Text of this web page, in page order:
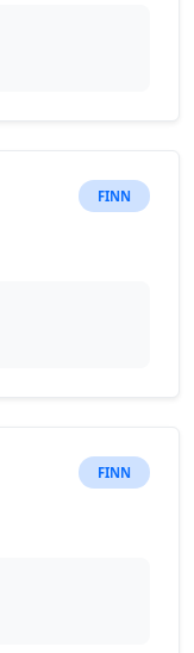
FINN
FINN